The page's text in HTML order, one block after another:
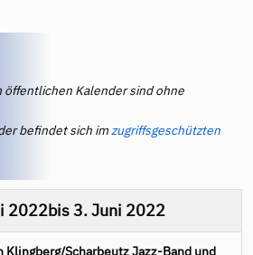
öffentlichen Kalender sind ohne
befindet sich imzugriffsgeschützten
2022bis3. Juni 2022
Klingberg/Scharbeutz Jazz-Band und